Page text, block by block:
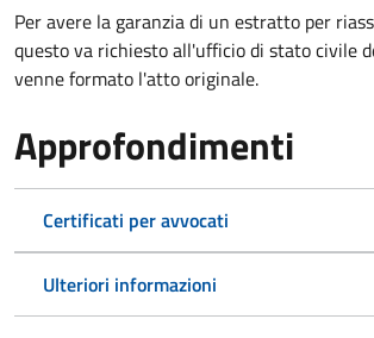
Per avere la garanzia di un estratto per
questo va richiesto all'ufficio di stato civile
venne formato l'atto originale.
Approfondimenti
Certificati per avvocati
Ulteriori informazioni